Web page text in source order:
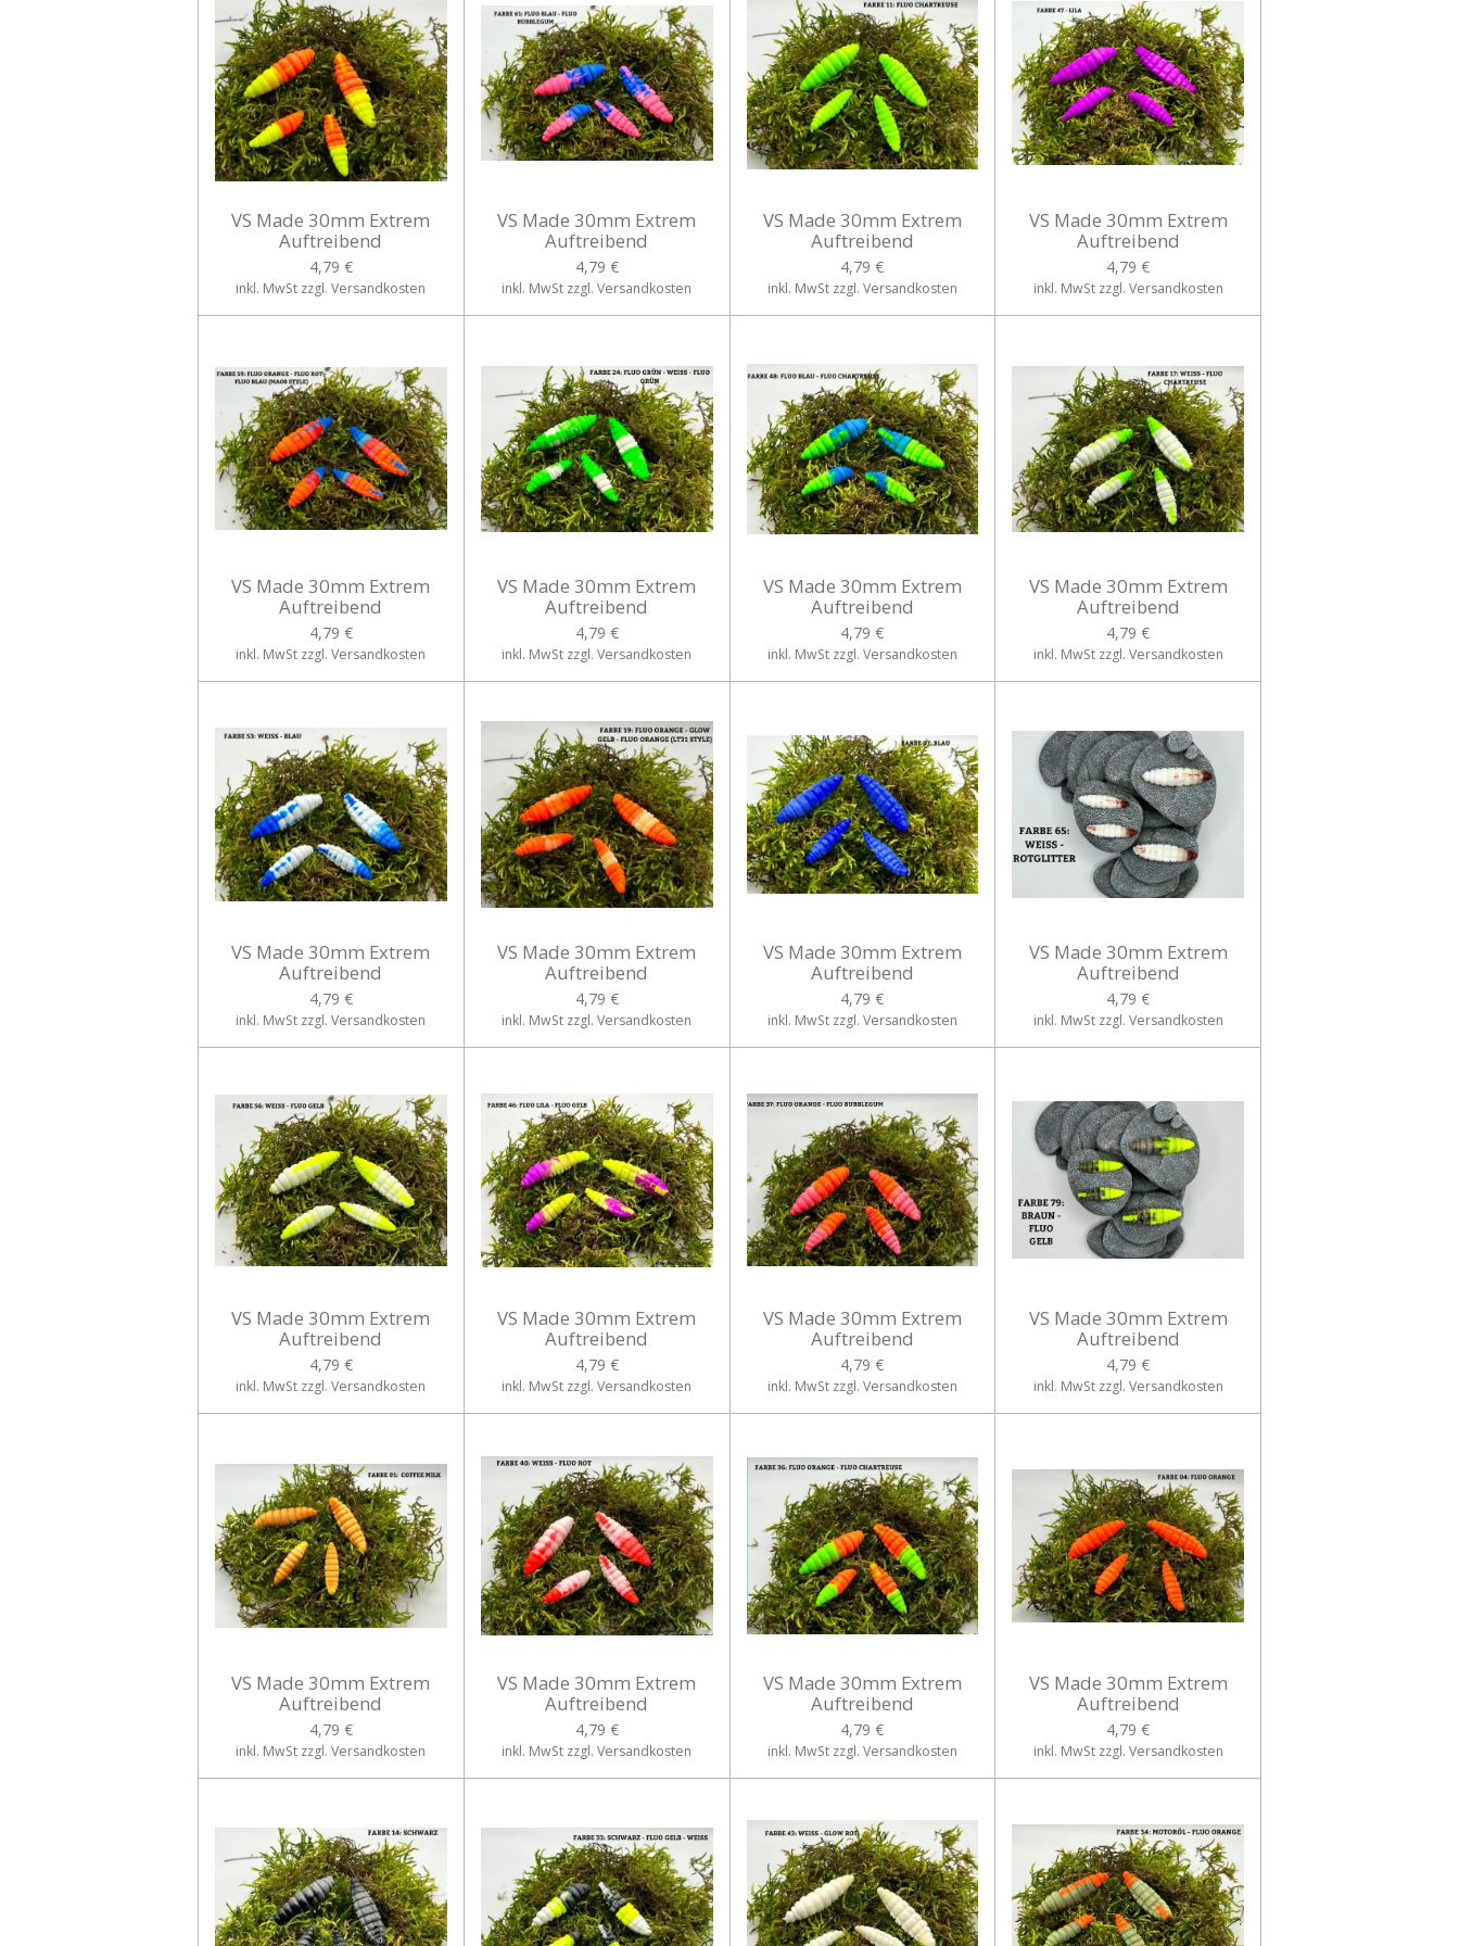
VS Made 30mm Extrem
Auftreibend
4,79 €
inkl. MwSt zzgl. Versandkosten
VS Made 30mm Extrem
Auftreibend
4,79 €
inkl. MwSt zzgl. Versandkosten
VS Made 30mm Extrem
Auftreibend
4,79 €
inkl. MwSt zzgl. Versandkosten
VS Made 30mm Extrem
Auftreibend
4,79 €
inkl. MwSt zzgl. Versandkosten
VS Made 30mm Extrem
Auftreibend
4,79 €
inkl. MwSt zzgl. Versandkosten
VS Made 30mm Extrem
Auftreibend
4,79 €
inkl. MwSt zzgl. Versandkosten
VS Made 30mm Extrem
Auftreibend
4,79 €
inkl. MwSt zzgl. Versandkosten
VS Made 30mm Extrem
Auftreibend
4,79 €
inkl. MwSt zzgl. Versandkosten
VS Made 30mm Extrem
Auftreibend
4,79 €
inkl. MwSt zzgl. Versandkosten
VS Made 30mm Extrem
Auftreibend
4,79 €
inkl. MwSt zzgl. Versandkosten
VS Made 30mm Extrem
Auftreibend
4,79 €
inkl. MwSt zzgl. Versandkosten
VS Made 30mm Extrem
Auftreibend
4,79 €
inkl. MwSt zzgl. Versandkosten
VS Made 30mm Extrem
Auftreibend
4,79 €
inkl. MwSt zzgl. Versandkosten
VS Made 30mm Extrem
Auftreibend
4,79 €
inkl. MwSt zzgl. Versandkosten
VS Made 30mm Extrem
Auftreibend
4,79 €
inkl. MwSt zzgl. Versandkosten
VS Made 30mm Extrem
Auftreibend
4,79 €
inkl. MwSt zzgl. Versandkosten
VS Made 30mm Extrem
Auftreibend
4,79 €
inkl. MwSt zzgl. Versandkosten
VS Made 30mm Extrem
Auftreibend
4,79 €
inkl. MwSt zzgl. Versandkosten
VS Made 30mm Extrem
Auftreibend
4,79 €
inkl. MwSt zzgl. Versandkosten
VS Made 30mm Extrem
Auftreibend
4,79 €
inkl. MwSt zzgl. Versandkosten